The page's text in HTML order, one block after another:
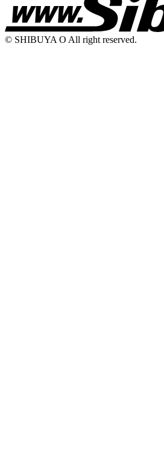
© SHIBUYA O All right reserved.